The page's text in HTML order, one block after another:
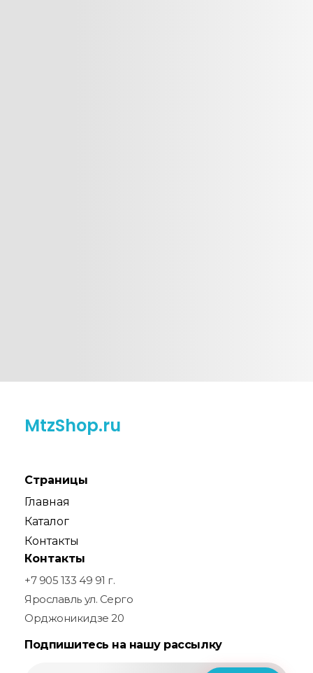
MtzShop.ru
Страницы
Главная
Каталог
Контакты
Контакты
+7 905 133 49 91 г.
Ярославль ул. Серго
Орджоникидзе 20
Подпишитесь на нашу рассылку